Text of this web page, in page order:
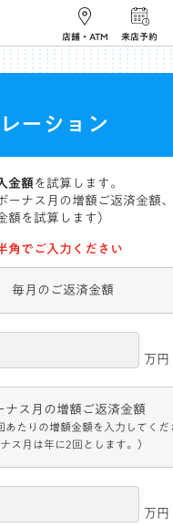
店舗・ATM 来店予約
ーション
金額 を試算します。
ーナス月の増額ご返済金額
額を試算します）
角でご入力ください
毎月のご返済金額
万円
ナス月の増額ご返済金額
あたりの増額金額を入力してくだ
ス月は年に2回とします。）
万円